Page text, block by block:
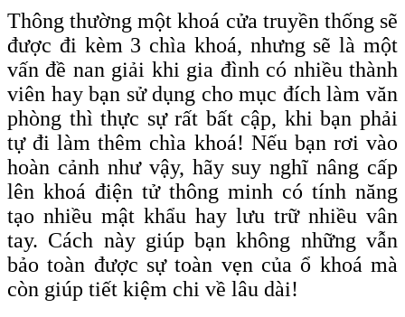
Thông thường một khoá cửa truyền thống sẽ
được đi kèm 3 chìa khoá, nhưng sẽ là một
vấn đề nan giải khi gia đình có nhiều thành
viên hay bạn sử dụng cho mục đích làm văn
phòng thì thực sự rất bất cập, khi bạn phải
tự đi làm thêm chìa khoá! Nếu bạn rơi vào
hoàn cảnh như vậy, hãy suy nghĩ nâng cấp
lên khoá điện tử thông minh có tính năng
tạo nhiều mật khẩu hay lưu trữ nhiều vân
tay. Cách này giúp bạn không những vẫn
bảo toàn được sự toàn vẹn của ổ khoá mà
còn giúp tiết kiệm chi về lâu dài!